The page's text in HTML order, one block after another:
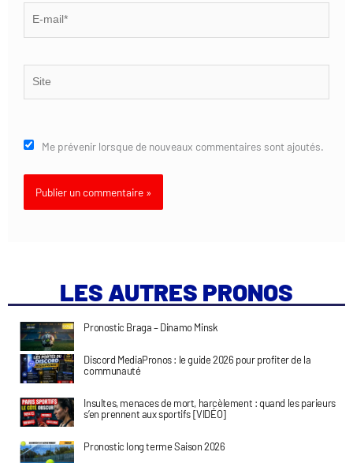
mail*
Me prévenir lorsque de nouveaux commentaires sont ajoutés.
LES AUTRES PRONOS
Pronostic Braga – Dinamo Minsk
Discord MediaPronos : le guide 2026 pour profiter de la
communauté
Insultes, menaces de mort, harcèlement : quand les parieurs
s’en prennent aux sportifs [VIDÉO]
Pronostic long terme Saison 2026